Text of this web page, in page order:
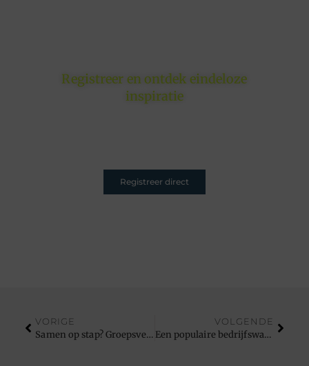
Registreer en ontdek eindeloze
inspiratie
Registreer direct
VORIGE
Samen op stap? Groepsvervoer taxi Rotterdam staat voor je klaar
VOLGENDE
Een populaire bedrijfswagen om te leasen